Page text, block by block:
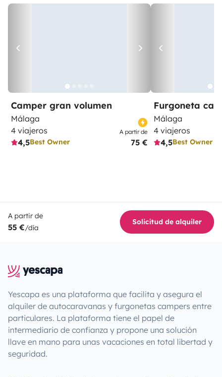
Camper gran volumen
Málaga
4 viajeros
4,5Best Owner
A partir de
75 €
Furgoneta
Málaga
4 viajeros
4,5Best Owner
A partir de
55 €/día
Solicitud de alquiler
Yescapa es una plataforma que facilita y asegura el
alquiler de autocaravanas y furgonetas campers entre
particulares. La plataforma tiene el papel de
intermediario de confianza y propone una solución
llave en mano para unas vacaciones en total libertad y
seguridad.